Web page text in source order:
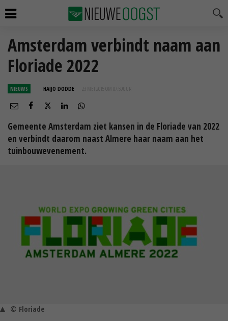
Amsterdam verbindt naam aan
Floriade 2022
NIEUWS HAIJO DODDE 23 MEI 2015 OM 07:59
Gemeente Amsterdam ziet kansen in de Floriade van 2022
en verbindt daarom naast Almere haar naam aan het
tuinbouwevenement.
© Floriade